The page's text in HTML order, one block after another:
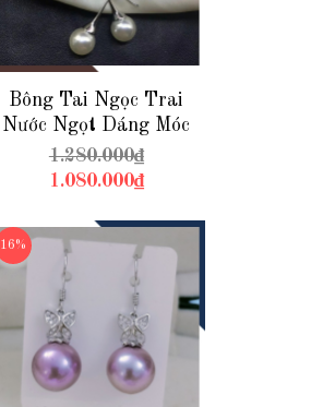
Bông Tai Ngọc Trai
Nước Ngọt Dáng Móc
Câu Bạc Xi Bạch Kim
BTNT141
1.280.000₫
1.080.000₫
16%